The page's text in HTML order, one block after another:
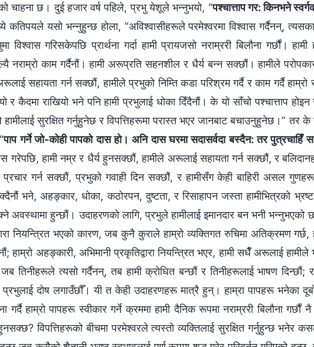
चाहना छ। दुई हजार वर्ष पहिले, प्रभु येशूले भन्नुभयो, “पश्‍चात्ताप गर: किनभने
कतिपयले यसो भन्‍नुहुन्छ होला, “अविश्‍वासीहरूले परमेश्‍वरमा विश्‍वास गर्दैनन्,
गरिसकेपछि प्रार्थना गर्दा हामी प्रायजसो नराम्ररी बिलौना गर्छौं। हामी
नराम्रो काम गर्दैनौं। हामी अरूप्रति सहनशील र धैर्य बन्‍न सक्छौं। हामीले
सहायता गर्न सक्छौं, हामीले प्रभुको निम्ति कडा परिश्रम गर्दै र काम गर्दै हाम्रो
र कैदमा राखियो भने पनि हामी प्रभुलाई धोका दिँदैनौं। के यो साँचो पश्‍चात्ताप होइन
सुरक्षित गर्नुहुनेछ र विपत्तिहरूमा परास्त भएर जानबाट बचाउनुहुनेछ।” तर के
पाप गर्ने जो-कोही पापको दास हो। अनि दास घरमा सदासर्वदा बस्दैन: तर पुत्रचाहिँ
गरेपछि, हामी नम्र र धैर्य हुनसक्छौं, हामीले अरूलाई सहायता गर्न सक्छौं, र
गर्न सक्छौं, प्रभुको गवाही दिन सक्छौं, र हामीसँग केही बाहिरी असल
भने, अहङ्कार, धोका, कठोरपन, दुष्टता, र रिसाहापन जस्ता हामीभित्रको
अवस्थामा हुन्छौं। उदाहरणको लागि, प्रभुले हामीलाई इमानदार बन भनी भन्‍नुभएको छ
नियन्त्रित भएको कारण, जब कुनै कुराले हाम्रो व्यक्तिगत रुचिमा अतिक्रमण गर्छ,
अहङ्कारी, अभिमानी प्रकृतिद्वारा नियन्त्रित भएर, हामी सधैँ अरूलाई हामीले
तिनीहरूले त्यसो गर्दैनन्, तब हामी क्रोधित बन्छौं र तिनीहरूलाई भाषण दिन्छौं;
प्रभुलाई दोष लगाउँछौँ। यी त केही उदाहरणहरू मात्रै हुन्। हाम्रा पापहरू भनेका
गर्दै हाम्रो पापहरू स्वीकार गर्ने क्रममा हामी दैनिक रूपमा नराम्ररी बिलौना गर्छौं
विपत्तिहरूको बीचमा परमेश्‍वरले त्यस्तो व्यक्तिलाई सुरक्षित गर्नुहुन्छ भनेर